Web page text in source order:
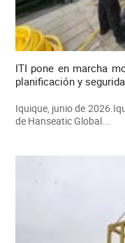
ITI pone en marcha
planificación y
Iquique, junio de
de Hanseatic Global...